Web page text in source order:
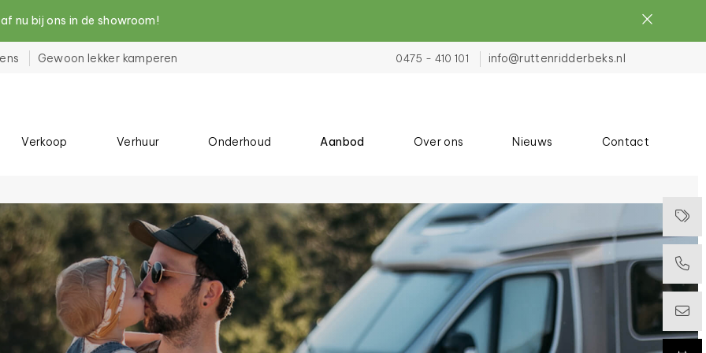
Gewoon lekker kamperen 0475 - 410 101 info@ruttenridderbeks.nl
Verkoop Verhuur Onderhoud Aanbod Over ons Nieuws Contact
nu bij ons in de showroom!